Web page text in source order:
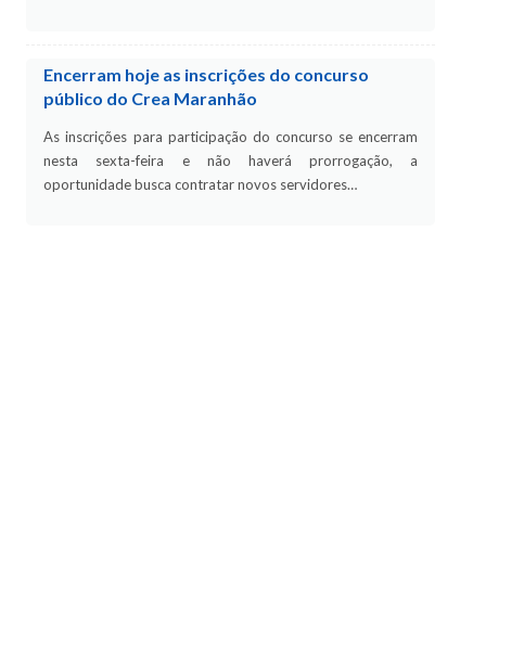
Encerram hoje as inscrições do concurso
público do Crea Maranhão
As inscrições para participação do concurso se encerram
nesta sexta-feira e não haverá prorrogação, a
oportunidade busca contratar novos servidores…